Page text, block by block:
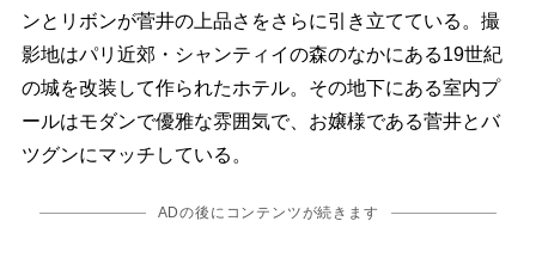
ンとリボンが菅井の上品さをさらに引き立てている。撮
影地はパリ近郊・シャンティイの森のなかにある19世紀
の城を改装して作られたホテル。その地下にある室内プ
ールはモダンで優雅な雰囲気で、お嬢様である菅井とバ
ツグンにマッチしている。
ADの後にコンテンツが続きます